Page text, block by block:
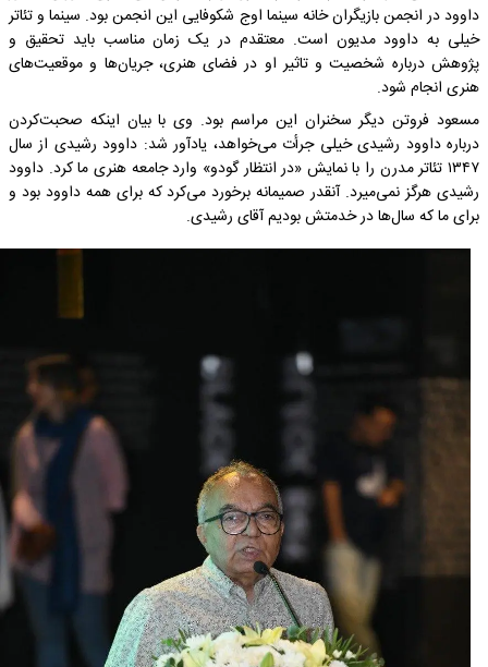
داوود در انجمن بازیگران خانه سینما اوج شکوفایی این انجمن بود. سینما و تئاتر
خیلی به داوود مدیون است. معتقدم در یک زمان مناسب باید تحقیق و
پژوهش درباره شخصیت و تاثیر او در فضای هنری، جریان‌ها و موقعیت‌های
هنری انجام شود.
مسعود فروتن دیگر سخنران این مراسم بود. وی با بیان اینکه صحبت‌کردن
درباره داوود رشیدی خیلی جرأت می‌خواهد، یادآور شد: داوود رشیدی از سال
۱۳۴۷ تئاتر مدرن را با نمایش «در انتظار گودو» وارد جامعه هنری ما کرد. داوود
رشیدی هرگز نمی‌میرد. آنقدر صمیمانه برخورد می‌کرد که برای همه داوود بود و
برای ما که سال‌ها در خدمتش بودیم آقای رشیدی.